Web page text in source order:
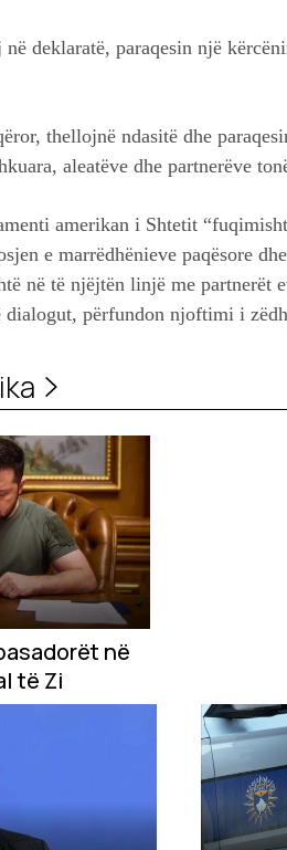
deklaratë, paraqesin një
thellojnë ndasitë dhe
aleatëve dhe partnerëve
amerikan i Shtetit
e marrëdhënieve paqësore
në të njëjtën linjë me partnerët
përfundon njoftimi i
në
të Zi